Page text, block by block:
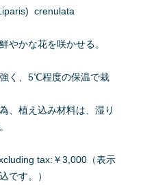
crenulata
やかな花を咲かせる。
く、5℃程度の保温で栽
、植え込み材料は、湿り
tax:￥3,000（表示
です。）